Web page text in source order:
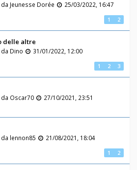
Jeunesse Dorée
25/03/2022, 16:47
1 2
delle altre
Dino
31/01/2022, 12:00
1 2 3
Oscar70
27/10/2021, 23:51
lennon85
21/08/2021, 18:04
1 2